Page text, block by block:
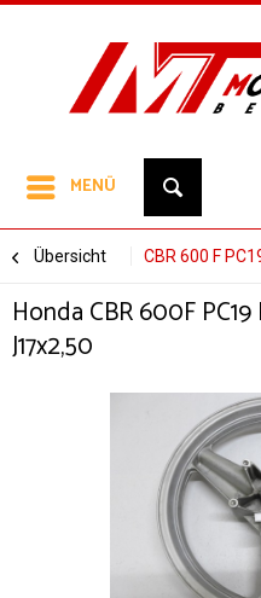
MENÜ
Übersicht CBR 600 F
Honda CBR 600F
J17x2,50